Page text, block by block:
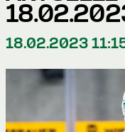
18.02.2023